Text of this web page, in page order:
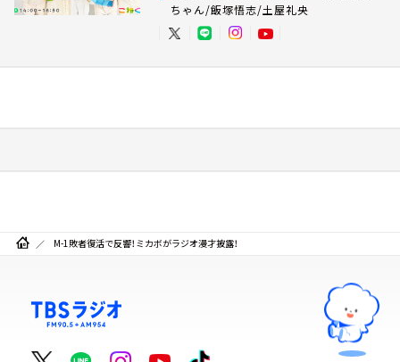
ちゃん/飯塚悟志/土屋礼央
M-1敗者復活で反響！ミカボがラジオ漫才披露！